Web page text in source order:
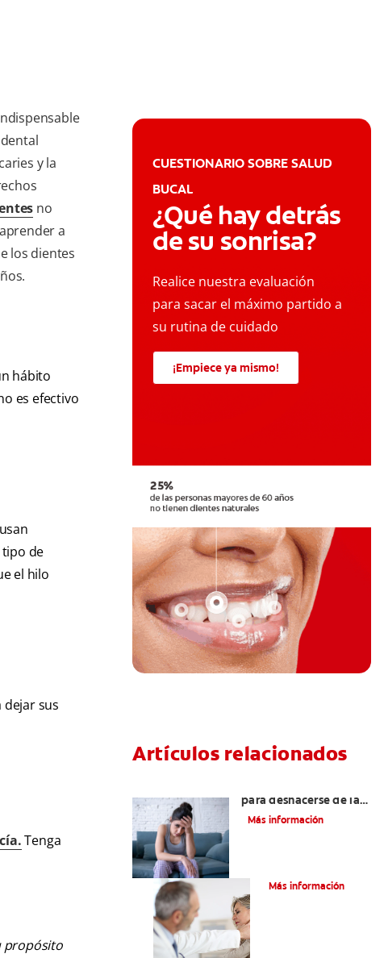
y la
no
a
los dientes
hábito
es efectivo
de
el hilo
sus
Tenga
propósito
CUESTIONARIO SOBRE SALUD
BUCAL
¿Qué hay detrás
de su sonrisa?
Realice nuestra evaluación
para sacar el máximo partido a
su rutina de cuidado
¡Empiece ya mismo!
Artículos relacionados
para deshacerse de las
lesiones bucales
Más información
Más información
Queilitis angular: